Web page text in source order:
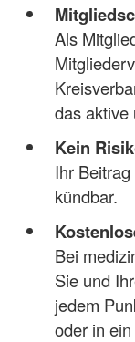
Als
das aktive
Kein
Ihr
kündbar.
Bei
Sie und
jedem
oder in